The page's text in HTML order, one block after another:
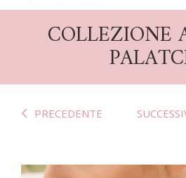
COLLEZIONE
PRECEDENTE